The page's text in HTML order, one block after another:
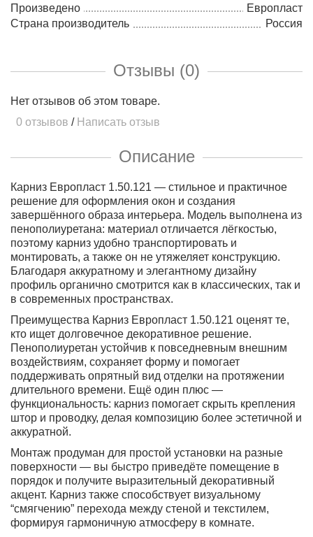
Произведено
Европласт
Страна производитель
Россия
Отзывы (0)
Нет отзывов об этом товаре.
0 отзывов / Написать отзыв
Описание
Карниз Европласт 1.50.121 — стильное и практичное
решение для оформления окон и создания
завершённого образа интерьера. Модель выполнена из
пенополиуретана: материал отличается лёгкостью,
поэтому карниз удобно транспортировать и
монтировать, а также он не утяжеляет конструкцию.
Благодаря аккуратному и элегантному дизайну
профиль органично смотрится как в классических, так и
в современных пространствах.
Преимущества Карниз Европласт 1.50.121 оценят те,
кто ищет долговечное декоративное решение.
Пенополиуретан устойчив к повседневным внешним
воздействиям, сохраняет форму и помогает
поддерживать опрятный вид отделки на протяжении
длительного времени. Ещё один плюс —
функциональность: карниз помогает скрыть крепления
штор и проводку, делая композицию более эстетичной и
аккуратной.
Монтаж продуман для простой установки на разные
поверхности — вы быстро приведёте помещение в
порядок и получите выразительный декоративный
акцент. Карниз также способствует визуальному
“смягчению” перехода между стеной и текстилем,
формируя гармоничную атмосферу в комнате.